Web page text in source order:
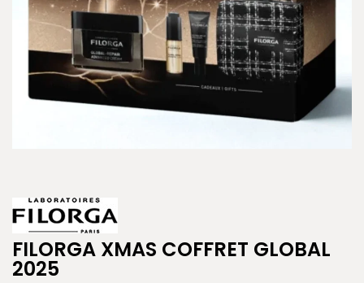
FILORGA XMAS COFFRET GLOBAL
2025